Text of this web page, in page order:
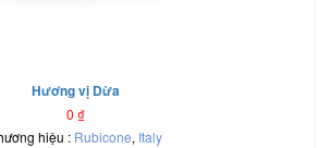
Hương vị Dừa
0 ₫
hiệu : Rubicone, Italy